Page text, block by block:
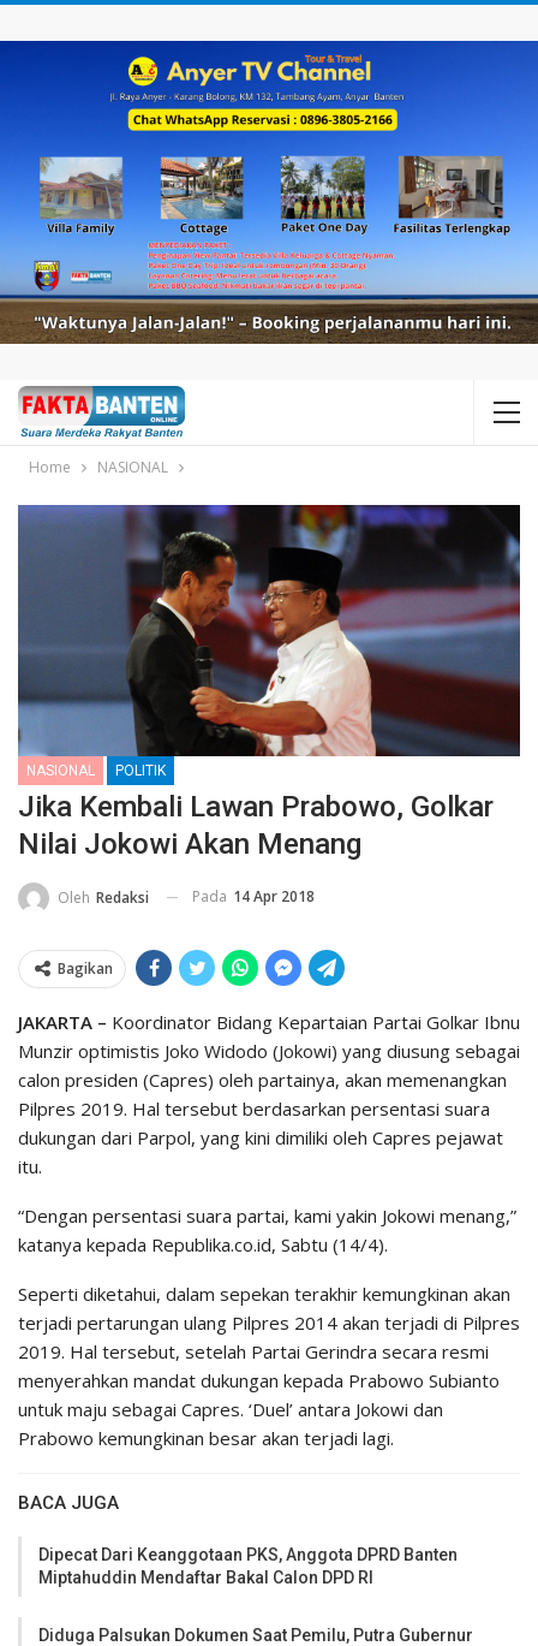
Home NASIONAL
NASIONAL POLITIK
Jika Kembali Lawan Prabowo, Golkar
Nilai Jokowi Akan Menang
Oleh Redaksi Pada 14 Apr 2018
Bagikan
JAKARTA – Koordinator Bidang Kepartaian Partai Golkar Ibnu
Munzir optimistis Joko Widodo (Jokowi) yang diusung sebagai
calon presiden (Capres) oleh partainya, akan memenangkan
Pilpres 2019. Hal tersebut berdasarkan persentasi suara
dukungan dari Parpol, yang kini dimiliki oleh Capres pejawat
itu.
“Dengan persentasi suara partai, kami yakin Jokowi menang,”
katanya kepada Republika.co.id, Sabtu (14/4).
Seperti diketahui, dalam sepekan terakhir kemungkinan akan
terjadi pertarungan ulang Pilpres 2014 akan terjadi di Pilpres
2019. Hal tersebut, setelah Partai Gerindra secara resmi
menyerahkan mandat dukungan kepada Prabowo Subianto
untuk maju sebagai Capres. ‘Duel’ antara Jokowi dan
Prabowo kemungkinan besar akan terjadi lagi.
BACA JUGA
Dipecat Dari Keanggotaan PKS, Anggota DPRD Banten
Miptahuddin Mendaftar Bakal Calon DPD RI
Diduga Palsukan Dokumen Saat Pemilu, Putra Gubernur